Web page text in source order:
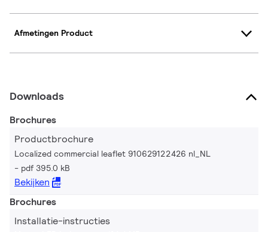
Afmetingen Product
Downloads
Brochures
Productbrochure
Localized commercial leaflet 910629122426 nl_NL
pdf 395.0 kB
Bekijken
Brochures
Installatie-instructies